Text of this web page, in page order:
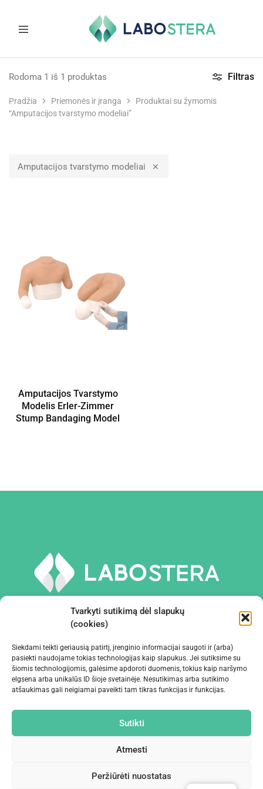
Tvarkyti sutikimą dėl slapukų
(cookies)
Siekdami teikti geriausią patirtį, įrenginio informacijai saugoti ir (arba)
pasiekti naudojame tokias technologijas kaip slapukus. Jei sutiksime su
šiomis technologijomis, galėsime apdoroti duomenis, tokius kaip naršymo
elgsena arba unikalūs ID šioje svetainėje. Nesutikimas arba sutikimo
atšaukimas gali neigiamai paveikti tam tikras funkcijas ir funkcijas.
Sutikti
Atmesti
Peržiūrėti nuostatas
ir
medicininė
Pradžia Priemonės ir įranga
Produktai su žymomis
“Amputacijos tvarstymo modeliai”
Filtras
Rodoma 1 iš 1 produktas
Amputacijos tvarstymo modeliai
Amputacijos Tvarstymo
Modelis Erler-Zimmer
Stump Bandaging Model
PRIEMONĖS IR ĮRANGA
ĮMONĖ